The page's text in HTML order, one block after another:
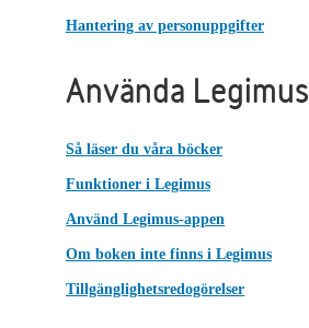
Hantering av personuppgifter
Använda Legimus
Så läser du våra böcker
Funktioner i Legimus
Använd Legimus-appen
Om boken inte finns i Legimus
Tillgänglighetsredogörelser